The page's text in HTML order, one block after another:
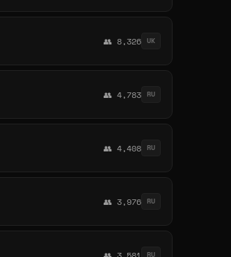
👥 8,326 UK
👥 4,783 RU
👥 4,408 RU
👥 3,976 RU
RU